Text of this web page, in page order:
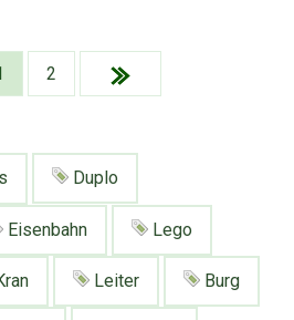
2
Duplo
Eisenbahn Lego
Leiter Burg